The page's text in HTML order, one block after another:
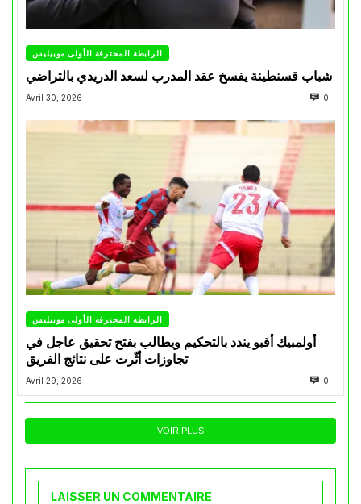
الرابطة المحترفة الأولى موبيليس
شباب قسنطينة يفسخ عقد المدرب لسعد الدريدي بالتراضي
Avril 30, 2026 0
الرابطة المحترفة الأولى موبيليس
أولمبيك أقبو يندد بالتحكيم ويطالب بفتح تحقيق عاجل في
تجاوزات أثّرت على نتائج الفريق
Avril 29, 2026 0
VOIR PLUS
LAISSER UN COMMENTAIRE